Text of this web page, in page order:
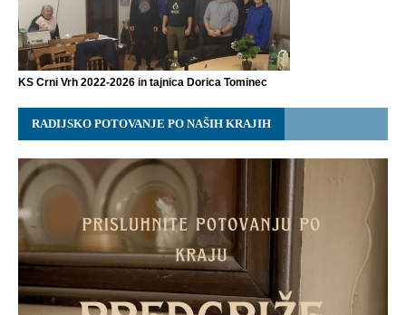
KS Crni Vrh 2022-2026 in tajnica Dorica Tominec
RADIJSKO POTOVANJE PO NAŠIH KRAJIH